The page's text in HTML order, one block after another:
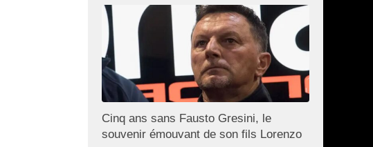
Cinq ans sans Fausto Gresini, le
souvenir émouvant de son fils Lorenzo